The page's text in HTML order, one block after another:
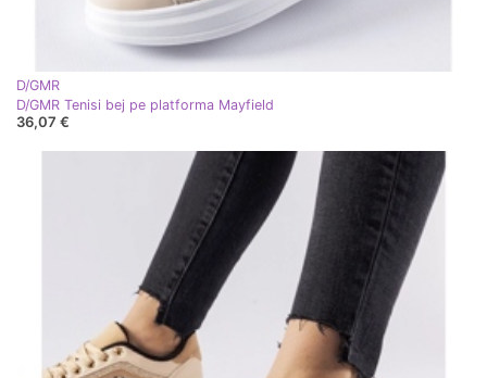
D/GMR
D/GMR Tenisi bej pe platforma Mayfield
36,07 €